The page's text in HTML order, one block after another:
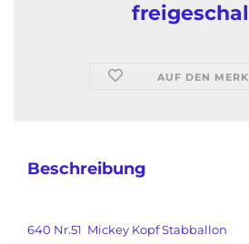
AUF DEN
Beschreibung
640 Nr.51 Mickey Kopf Stabballon